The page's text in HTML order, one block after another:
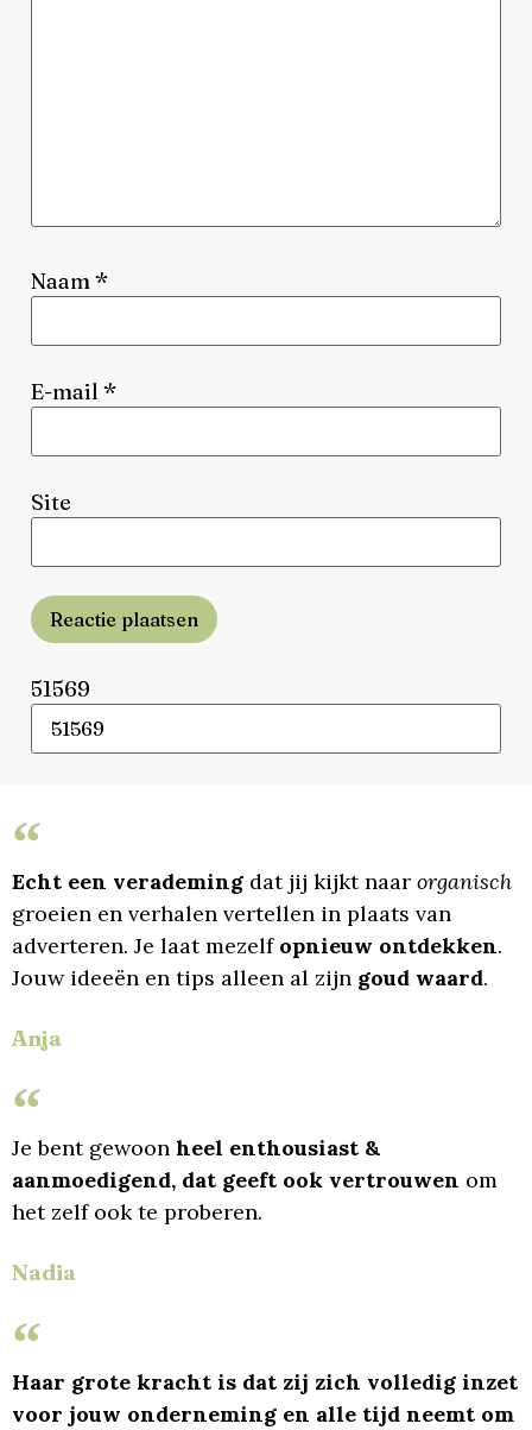
Naam*
E-mail *
Site
Reactie plaatsen
51569
Echt een verademing dat jij kijkt naar organisch
groeien en verhalen vertellen in plaats van
adverteren. Je laat mezelf opnieuw ontdekken.
Jouw ideeën en tips alleen al zijn goud waard.
Anja
Je bent gewoon heel enthousiast &
aanmoedigend, dat geeft ook vertrouwen om
het zelf ook te proberen.
Nadia
Haar grote kracht is dat zij zich volledig inzet
voor jouw onderneming en alle tijd neemt om